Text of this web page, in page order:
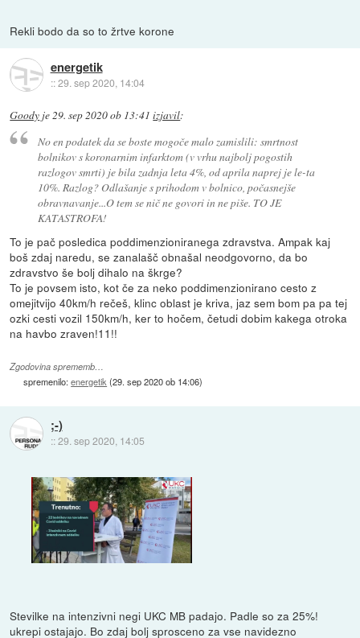
Rekli bodo da so to žrtve korone
energetik
::29. sep 2020, 14:04
Goody je 29. sep 2020 ob 13:41 izjavil:
No en podatek da se boste mogoče malo zamislili: smrtnost
bolnikov s koronarnim infarktom (v vrhu najbolj pogostih
razlogov smrti) je bila zadnja leta 4%, od aprila naprej je le-ta
10%. Razlog? Odlašanje s prihodom v bolnico, počasnejše
obravnavanje...O tem se nič ne govori in ne piše. TO JE
KATASTROFA!
To je pač posledica poddimenzioniranega zdravstva. Ampak kaj
boš zdaj naredu, se zanalašč obnašal neodgovorno, da bo
zdravstvo še bolj dihalo na škrge?
To je povsem isto, kot če za neko poddimenzionirano cesto z
omejitvijo 40km/h rečeš, klinc oblast je kriva, jaz sem bom pa pa tej
ozki cesti vozil 150km/h, ker to hočem, četudi dobim kakega otroka
na havbo zraven!11!!
Zgodovina sprememb…
spremenilo:energetik(29. sep 2020 ob 14:06)
;-)
::29. sep 2020, 14:05
Stevilke na intenzivni negi UKC MB padajo. Padle so za 25%!
ukrepi ostajajo. Bo zdaj bolj sprosceno za vse navidezno